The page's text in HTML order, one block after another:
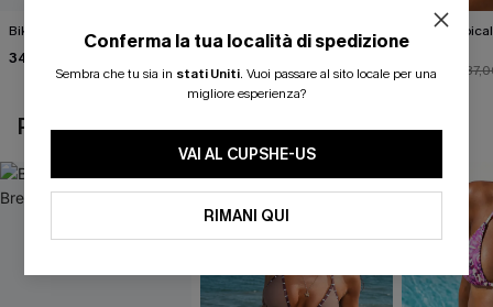
Bikini nero Island Breeze
34,00 €
Completo bikini con stampa
animalier molto
27,00 €30,00 €
Bikini
33,00 €
POTREBBE INTERESSARTI ANCHE
Conferma la tua località di spedizione
Sembra che tu sia in stati Uniti. Vuoi passare al sito locale per una
migliore esperienza?
VAI AL CUPSHE-US
RIMANI QUI